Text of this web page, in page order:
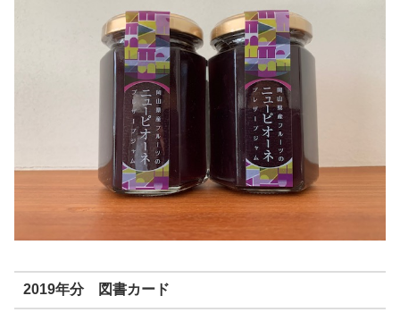
2019年分 図書カード